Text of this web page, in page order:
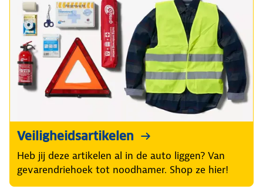
Veiligheidsartikelen
Heb jij deze artikelen al in de auto liggen? Van
gevarendriehoek tot noodhamer. Shop ze hier!